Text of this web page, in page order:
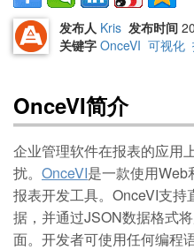
发布人 Kris 发布时间
关键字 OnceVI 可视化
OnceVI简介
企业管理软件在报表的应用
扰。 OnceVI是一款使用Web
报表开发工具。OnceVI支持
据，并通过JSON数据格式
面。开发者可使用任何编程